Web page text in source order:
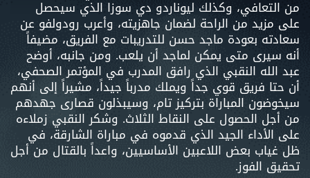
من التعافي، وكذلك ليوناردو دي سوزا الذي سيحصل
على مزيد من الراحة لضمان جاهزيته، وأعرب رودولفو عن
سعادته بعودة ماجد حسن للتدريبات مع الفريق، مضيفاً
أنه سيرى متى يمكن لماجد أن يلعب. ومن جانبه، أوضح
عبد الله النقبي الذي رافق المدرب في المؤتمر الصحفي،
أن حتا فريق قوي جداً ويملك مدرباً جيداً، مشيراً إلى أنهم
سيخوضون المباراة بتركيز تام، وسيبذلون قصارى جهدهم
من أجل الحصول على النقاط الثلاث. وشكر النقبي زملاءه
على الأداء الجيد الذي قدموه في مباراة الشارقة، في
ظل غياب بعض اللاعبين الأساسيين، واعداً بالقتال من أجل
تحقيق الفوز.